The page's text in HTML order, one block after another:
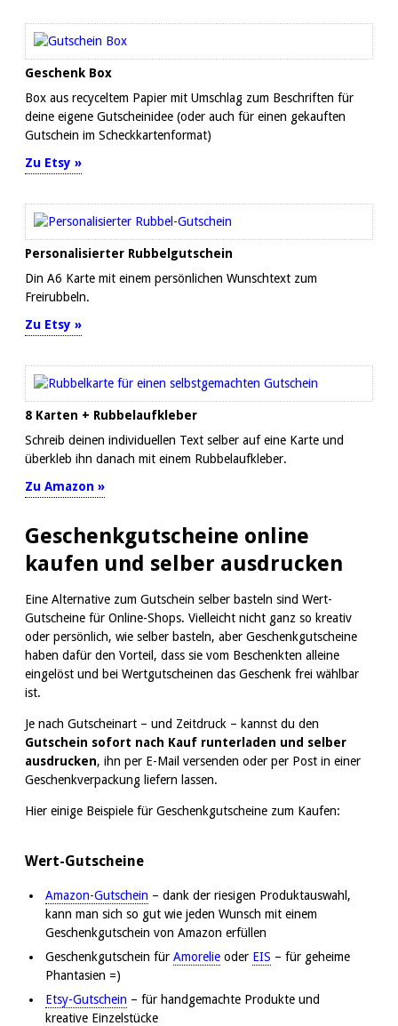
Geschenk Box
Box aus recyceltem Papier mit Umschlag zum Beschriften für
deine eigene Gutscheinidee (oder auch für einen gekauften
Gutschein im Scheckkartenformat)
Zu Etsy »
Personalisierter Rubbelgutschein
Din A6 Karte mit einem persönlichen Wunschtext zum
Freirubbeln.
Zu Etsy »
8 Karten + Rubbelaufkleber
Schreib deinen individuellen Text selber auf eine Karte und
überkleb ihn danach mit einem Rubbelaufkleber.
Zu Amazon »
Geschenkgutscheine online
kaufen und selber ausdrucken
Eine Alternative zum Gutschein selber basteln sind Wert-
Gutscheine für Online-Shops. Vielleicht nicht ganz so kreativ
oder persönlich, wie selber basteln, aber Geschenkgutscheine
haben dafür den Vorteil, dass sie vom Beschenkten alleine
eingelöst und bei Wertgutscheinen das Geschenk frei wählbar
ist.
Je nach Gutscheinart – und Zeitdruck – kannst du den
Gutschein sofort nach Kauf runterladen und selber
ausdrucken, ihn per E-Mail versenden oder per Post in einer
Geschenkverpackung liefern lassen.
Hier einige Beispiele für Geschenkgutscheine zum Kaufen:
Wert-Gutscheine
Amazon-Gutschein – dank der riesigen Produktauswahl,
kann man sich so gut wie jeden Wunsch mit einem
Geschenkgutschein von Amazon erfüllen
Geschenkgutschein für Amorelie oder EIS – für geheime
Phantasien =)
Etsy-Gutschein – für handgemachte Produkte und
kreative Einzelstücke